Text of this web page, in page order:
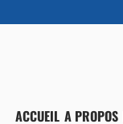
ACCUEIL A PROPOS